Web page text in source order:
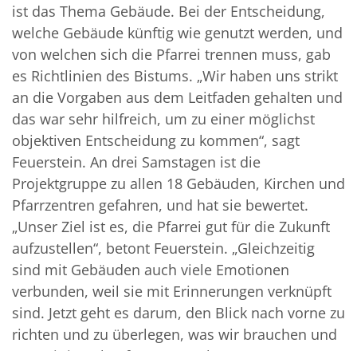
ist das Thema Gebäude. Bei der Entscheidung,
welche Gebäude künftig wie genutzt werden, und
von welchen sich die Pfarrei trennen muss, gab
es Richtlinien des Bistums. „Wir haben uns strikt
an die Vorgaben aus dem Leitfaden gehalten und
das war sehr hilfreich, um zu einer möglichst
objektiven Entscheidung zu kommen“, sagt
Feuerstein. An drei Samstagen ist die
Projektgruppe zu allen 18 Gebäuden, Kirchen und
Pfarrzentren gefahren, und hat sie bewertet.
„Unser Ziel ist es, die Pfarrei gut für die Zukunft
aufzustellen“, betont Feuerstein. „Gleichzeitig
sind mit Gebäuden auch viele Emotionen
verbunden, weil sie mit Erinnerungen verknüpft
sind. Jetzt geht es darum, den Blick nach vorne zu
richten und zu überlegen, was wir brauchen und